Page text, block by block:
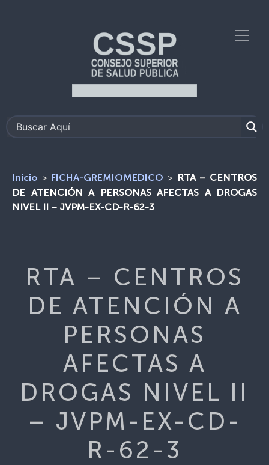
Inicio > FICHA-GREMIOMEDICO > RTA – CENTROS
DE ATENCIÓN A PERSONAS AFECTAS A DROGAS
NIVEL II – JVPM-EX-CD-R-62-3
RTA – CENTROS
DE ATENCIÓN A
PERSONAS
AFECTAS A
DROGAS NIVEL II
– JVPM-EX-CD-
R-62-3